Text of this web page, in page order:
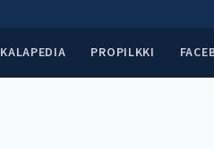
KALAPEDIA PROPILKKI